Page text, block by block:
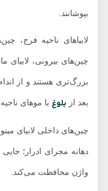
بپوشانند.
لابیاهای ناحیه فرج،
چین‌های بیرونی، لابیای
بزرگ‌تری هستند و از
بعد ازبلوغ با موهای ناحیه
چین‌های داخلی لابیای مینور
دهانه مجرای ادرار؛ جایی
واژن محافظت می‌کند.